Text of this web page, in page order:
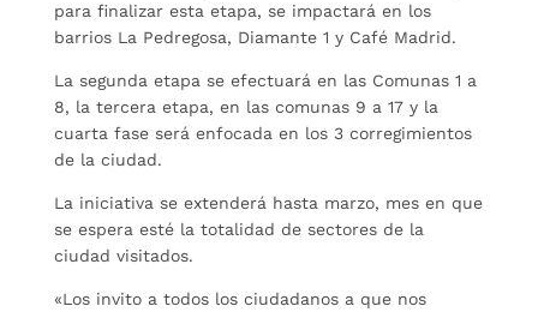
para finalizar esta etapa, se impactará en los
barrios La Pedregosa, Diamante 1 y Café Madrid.
La segunda etapa se efectuará en las Comunas 1 a
8, la tercera etapa, en las comunas 9 a 17 y la
cuarta fase será enfocada en los 3 corregimientos
de la ciudad.
La iniciativa se extenderá hasta marzo, mes en que
se espera esté la totalidad de sectores de la
ciudad visitados.
«Los invito a todos los ciudadanos a que nos